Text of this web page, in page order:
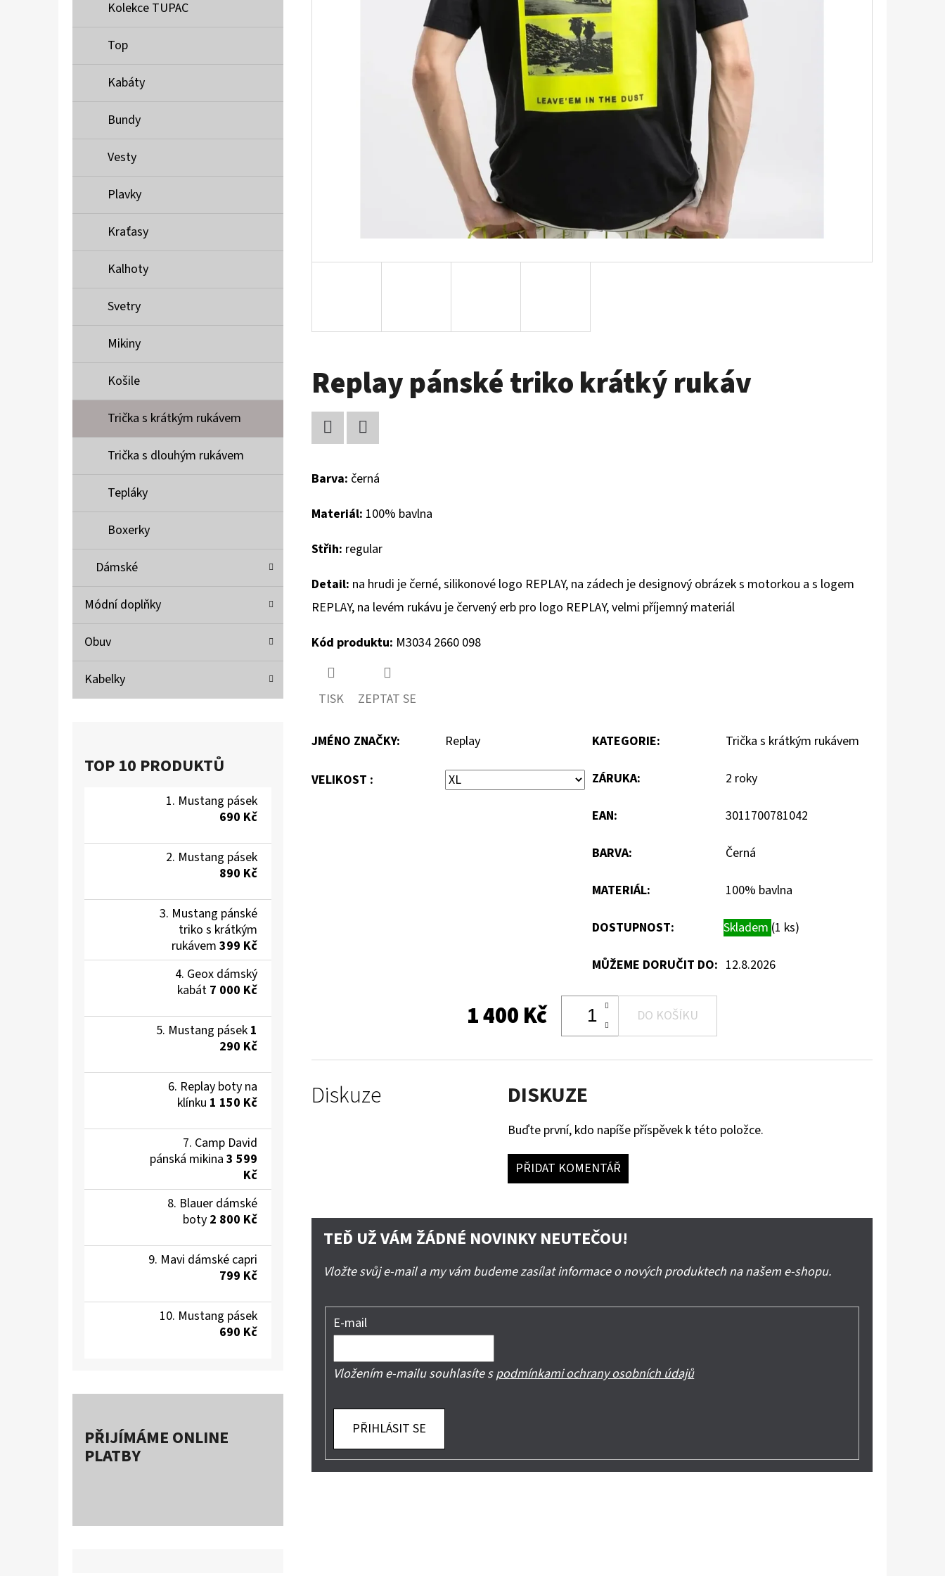
Kolekce TUPAC
Top
Kabáty
Bundy
Vesty
Plavky
Kraťasy
Kalhoty
Svetry
Mikiny
Košile
Trička s krátkým rukávem
Trička s dlouhým rukávem
Tepláky
Boxerky
Dámské
Módní doplňky
Obuv
Kabelky
TOP 10 PRODUKTŮ
Mustang pásek
690 Kč
Mustang pásek
890 Kč
Mustang pánské
triko s krátkým
rukávem 399 Kč
Geox dámský
kabát 7 000 Kč
Mustang pásek 1
290 Kč
Replay boty na
klínku 1 150 Kč
Camp David
pánská mikina 3 599
Kč
Blauer dámské
boty 2 800 Kč
Mavi dámské capri
799 Kč
Mustang pásek
690 Kč
PŘIJÍMÁME ONLINE
PLATBY
Replay pánské triko krátký rukáv
Barva: černá
Materiál: 100% bavlna
Střih: regular
Detail: na hrudi je černé, silikonové logo REPLAY, na zádech je designový obrázek s motorkou a s logem
REPLAY, na levém rukávu je červený erb pro logo REPLAY, velmi příjemný materiál
Kód produktu: M3034 2660 098
TISK ZEPTAT SE
JMÉNO ZNAČKY: Replay
VELIKOST :
KATEGORIE: Trička s krátkým rukávem
ZÁRUKA: 2 roky
EAN: 3011700781042
BARVA: Černá
MATERIÁL: 100% bavlna
DOSTUPNOST: Skladem (1 ks)
MŮŽEME DORUČIT DO: 12.8.2026
1 400 Kč DO KOŠÍKU
Diskuze DISKUZE
Buďte první, kdo napíše příspěvek k této položce.
PŘIDAT KOMENTÁŘ
TEĎ UŽ VÁM ŽÁDNÉ NOVINKY NEUTEČOU!
Vložte svůj e-mail a my vám budeme zasílat informace o nových produktech na našem e-shopu.
E-mail
Vložením e-mailu souhlasíte spodmínkami ochrany osobních údajů
PŘIHLÁSIT SE
MUSTANG PÁSEK
MUSTANG PÁNSKÉ TRIKO S KRÁTKÝM
RUKÁVEM